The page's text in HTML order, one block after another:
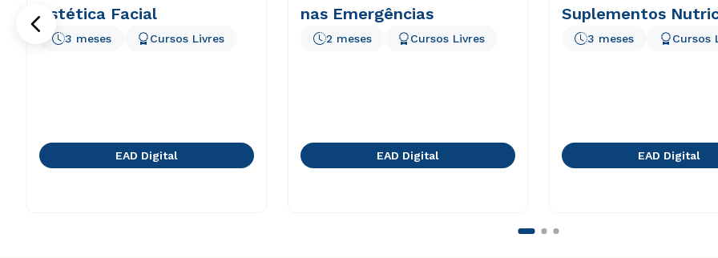
Estética Facial
3 meses Cursos Livres
EAD Digital
nas Emergências
2 meses Cursos Livres
EAD Digital
Suplementos
3 meses Cursos
EAD Digital